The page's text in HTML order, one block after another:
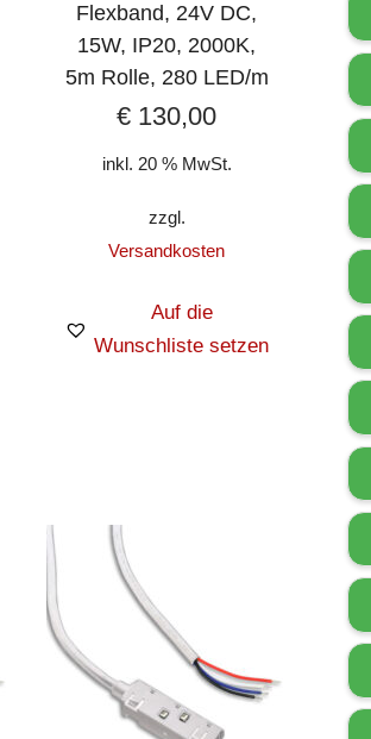
Flexband, 24V DC,
15W, IP20, 2000K,
5m Rolle, 280 LED/m
€ 130,00
inkl. 20 % MwSt.
zzgl.
Versandkosten
Auf die
Wunschliste setzen